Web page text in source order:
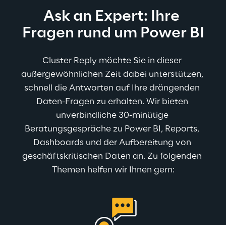
Ask an Expert: Ihre
Fragen rund um Power BI
Cluster Reply möchte Sie in dieser
außergewöhnlichen Zeit dabei unterstützen,
schnell die Antworten auf Ihre drängenden
Daten-Fragen zu erhalten. Wir bieten
unverbindliche 30-minütige
Beratungsgespräche zu Power BI, Reports,
Dashboards und der Aufbereitung von
geschäftskritischen Daten an. Zu folgenden
Themen helfen wir Ihnen gern: